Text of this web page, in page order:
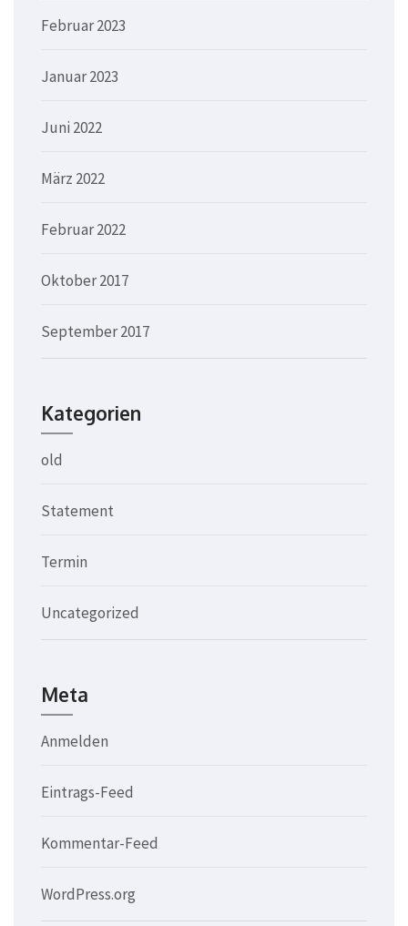
Februar 2023
Januar 2023
Juni 2022
März 2022
Februar 2022
Oktober 2017
September 2017
Kategorien
old
Statement
Termin
Uncategorized
Meta
Anmelden
Eintrags-Feed
Kommentar-Feed
WordPress.org